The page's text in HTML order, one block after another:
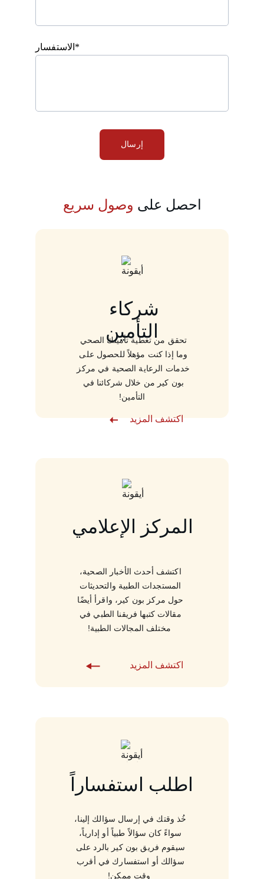
الاستفسار*
إرسال
شركاء
التأمين
المركز الإعلامي
اطلب استفساراً
اكتشف المزيد
اكتشف المزيد
تحقق من تغطية تأمينك الصحي
وما إذا كنت مؤهلاً للحصول على
خدمات الرعاية الصحية في مركز
بون كير من خلال شركائنا في
التأمين!
اكتشف أحدث الأخبار الصحية،
المستجدات الطبية والتحديثات
حول مركز بون كير، واقرأ أيضًا
مقالات كتبها فريقنا الطبي في
مختلف المجالات الطبية!
خُذ وقتك في إرسال سؤالك إلينا،
سواءً كان سؤالاً طبياً أو إدارياً،
سيقوم فريق بون كير بالرد على
سؤالك أو استفسارك في أقرب
وقت ممكن!
احصل على وصول سريع